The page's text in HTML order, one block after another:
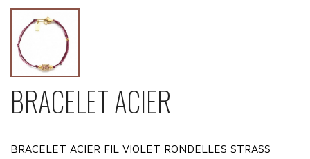
BRACELET ACIER
BRACELET ACIER FIL VIOLET RONDELLES STRASS